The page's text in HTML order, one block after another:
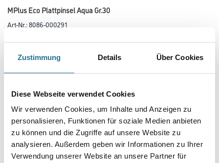
Zustimmung Details Über Cookies
Diese Webseite verwendet Cookies
Wir verwenden Cookies, um Inhalte und Anzeigen zu
personalisieren, Funktionen für soziale Medien anbieten
zu können und die Zugriffe auf unsere Website zu
analysieren. Außerdem geben wir Informationen zu Ihrer
Verwendung unserer Website an unsere Partner für
MPlus Eco Plattpinsel Aqua Gr.30
Art-Nr.:8086-000291
Größe
Breite in millimeter
Borsten- / Haar-Länge in mm